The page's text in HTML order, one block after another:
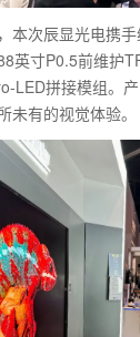
本次辰显光电携
英寸P0.5前维护
LED拼接模组。
未有的视觉体验。